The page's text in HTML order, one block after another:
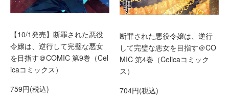
【10/1発売】断罪された悪役
令嬢は、逆行して完璧な悪女
を目指す＠COMIC 第9巻（Cel
icaコミックス）
759円(税込)
断罪された悪役令嬢は、逆行
して完璧な悪女を目指す＠CO
MIC 第4巻（Celicaコミック
ス）
704円(税込)